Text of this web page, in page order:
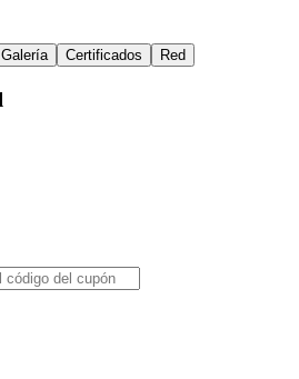
Galería Certificados Red